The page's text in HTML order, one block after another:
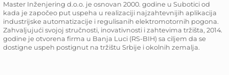
Master Inženjering d.o.o. je osnovan 2000. godine u Subotici od
kada je započeo put uspeha u realizaciji najzahtevnijih aplikacija
industrijske automatizacije i regulisanih elektromotornih pogona.
Zahvaljujući svojoj stručnosti, inovativnosti i zahtevima tržišta, 2014.
godine je otvorena firma u Banja Luci (RS-BIH) sa ciljem da se
dostigne uspeh postignut na tržištu Srbije i okolnih zemalja.